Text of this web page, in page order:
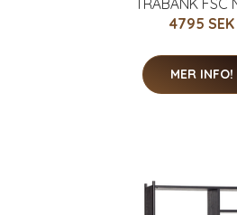
4795 SEK
MER INFO!